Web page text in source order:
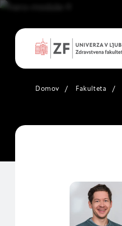
Domov / Fakulteta /